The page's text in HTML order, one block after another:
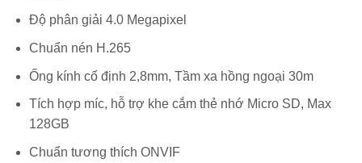
Độ phân giải 4.0 Megapixel
Chuẩn nén H.265
Ống kính cố định 2,8mm, Tầm xa hồng ngoại 30m
Tích hợp míc, hỗ trợ khe cắm thẻ nhớ Micro SD, Max
128GB
Chuẩn tương thích ONVIF